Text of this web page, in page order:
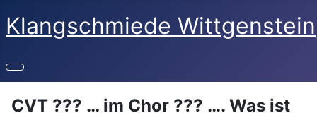
Klangschmiede Wittgenstein
CVT ??? … im Chor ??? …. Was ist